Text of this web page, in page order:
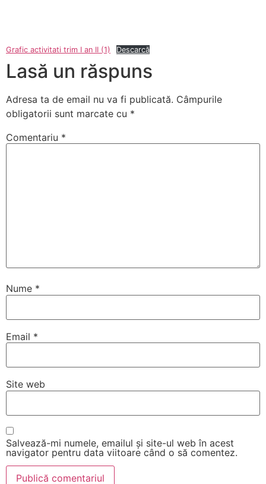
Grafic activitati trim I an II (1) Descarcă
Lasă un răspuns
Adresa ta de email nu va fi publicată. Câmpurile
obligatorii sunt marcate cu *
Comentariu *
Nume *
Email *
Site web
Salvează-mi numele, emailul și site-ul web în acest
navigator pentru data viitoare când o să comentez.